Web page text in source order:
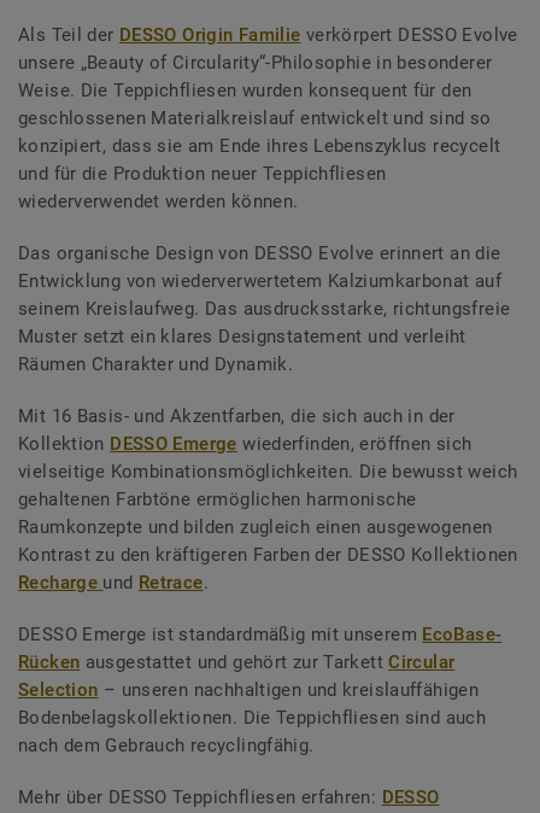
Als Teil der DESSO Origin Familie verkörpert DESSO Evolve
unsere „Beauty of Circularity“-Philosophie in besonderer
Weise. Die Teppichfliesen wurden konsequent für den
geschlossenen Materialkreislauf entwickelt und sind so
konzipiert, dass sie am Ende ihres Lebenszyklus recycelt
und für die Produktion neuer Teppichfliesen
wiederverwendet werden können.
Das organische Design von DESSO Evolve erinnert an die
Entwicklung von wiederverwertetem Kalziumkarbonat auf
seinem Kreislaufweg. Das ausdrucksstarke, richtungsfreie
Muster setzt ein klares Designstatement und verleiht
Räumen Charakter und Dynamik.
Mit 16 Basis- und Akzentfarben, die sich auch in der
Kollektion DESSO Emerge wiederfinden, eröffnen sich
vielseitige Kombinationsmöglichkeiten. Die bewusst weich
gehaltenen Farbtöne ermöglichen harmonische
Raumkonzepte und bilden zugleich einen ausgewogenen
Kontrast zu den kräftigeren Farben der DESSO Kollektionen
Recharge und Retrace.
DESSO Emerge ist standardmäßig mit unserem EcoBase-
Rücken ausgestattet und gehört zur TarkettCircular
Selection – unseren nachhaltigen und kreislauffähigen
Bodenbelagskollektionen. Die Teppichfliesen sind auch
nach dem Gebrauch recyclingfähig.
Mehr über DESSO Teppichfliesen erfahren: DESSO